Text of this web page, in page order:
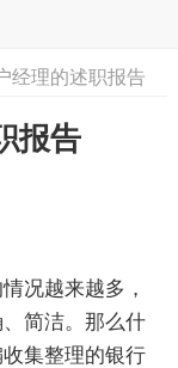
学习计划
经理的述职报告
报告
况越来越多，
简洁。那么什
集整理的银行